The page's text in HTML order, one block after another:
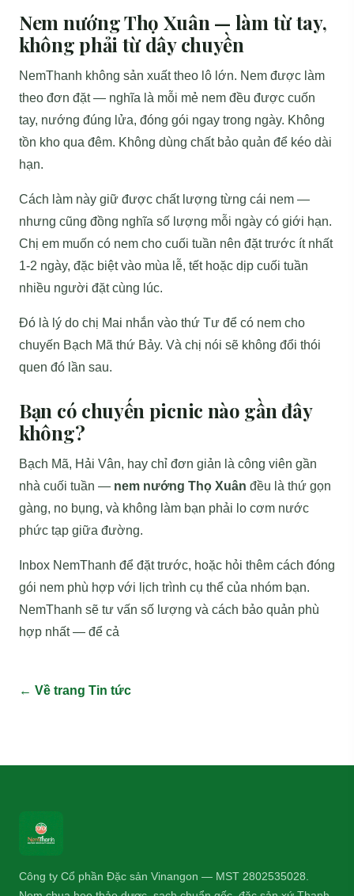
Nem nướng Thọ Xuân — làm từ tay,
không phải từ dây chuyền
NemThanh không sản xuất theo lô lớn. Nem được làm
theo đơn đặt — nghĩa là mỗi mẻ nem đều được cuốn
tay, nướng đúng lửa, đóng gói ngay trong ngày. Không
tồn kho qua đêm. Không dùng chất bảo quản để kéo dài
hạn.
Cách làm này giữ được chất lượng từng cái nem —
nhưng cũng đồng nghĩa số lượng mỗi ngày có giới hạn.
Chị em muốn có nem cho cuối tuần nên đặt trước ít nhất
1-2 ngày, đặc biệt vào mùa lễ, tết hoặc dịp cuối tuần
nhiều người đặt cùng lúc.
Đó là lý do chị Mai nhắn vào thứ Tư để có nem cho
chuyến Bạch Mã thứ Bảy. Và chị nói sẽ không đổi thói
quen đó lần sau.
Bạn có chuyến picnic nào gần đây
không?
Bạch Mã, Hải Vân, hay chỉ đơn giản là công viên gần
nhà cuối tuần — nem nướng Thọ Xuân đều là thứ gọn
gàng, no bụng, và không làm bạn phải lo cơm nước
phức tạp giữa đường.
Inbox NemThanh để đặt trước, hoặc hỏi thêm cách đóng
gói nem phù hợp với lịch trình cụ thể của nhóm bạn.
NemThanh sẽ tư vấn số lượng và cách bảo quản phù
hợp nhất — để cả
← Về trang Tin tức
Công ty Cổ phần Đặc sản Vinangon — MST 2802535028.